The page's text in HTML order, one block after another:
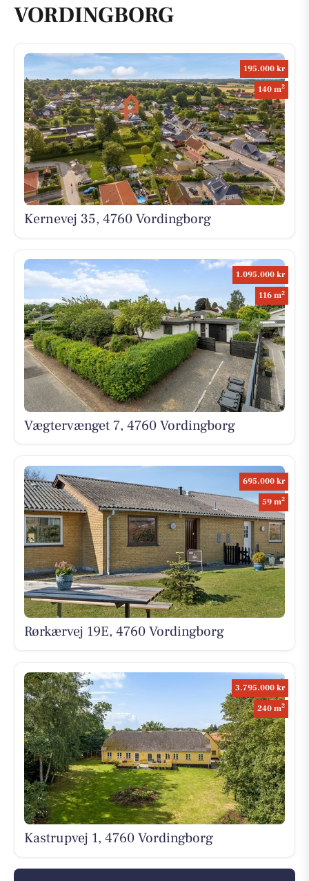
VORDINGBORG
195.000 kr
140 m2
Kernevej 35, 4760 Vordingborg
1.095.000 kr
116 m2
Vægtervænget 7, 4760 Vordingborg
695.000 kr
59 m2
Rørkærvej 19E, 4760 Vordingborg
3.795.000 kr
240 m2
Kastrupvej 1, 4760 Vordingborg